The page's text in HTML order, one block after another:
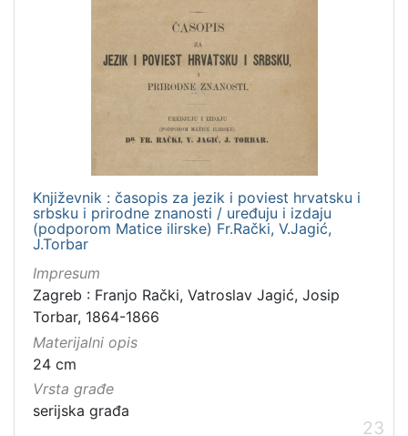
Književnik : časopis za jezik i poviest hrvatsku i
srbsku i prirodne znanosti / uređuju i izdaju
(podporom Matice ilirske) Fr.Rački, V.Jagić,
J.Torbar
Impresum
Zagreb : Franjo Rački, Vatroslav Jagić, Josip
Torbar, 1864-1866
Materijalni opis
24 cm
Vrsta građe
serijska građa
23